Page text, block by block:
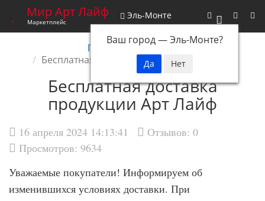
0
Мир Арт Лайф
Маркетплейс
Эль-Монте
Ваш город —Эль-Монте?
Главная
Новости
Бесплатная доставка продукции Арт Лайф
Бесплатная доставка
продукции Арт Лайф
16 апреля 2024 14:13:41 Отзывов: 0
Просмотров: 9634
Уважаемые покупатели! Информируем об
изменившихся условиях доставки. При